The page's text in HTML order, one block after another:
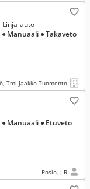
Linja-auto
● Manuaali ● Takaveto
Tmi Jaakko Tuomento
● Manuaali ● Etuveto
Posio, J R